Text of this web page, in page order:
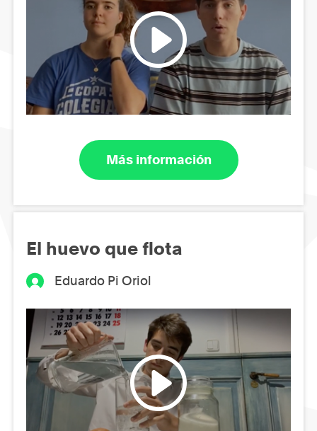
Más información
El huevo que flota
Eduardo Pi Oriol